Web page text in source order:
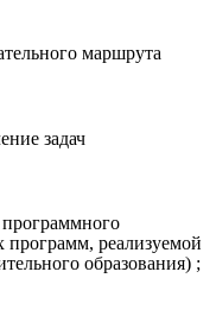
маршрута
задач
программ, реализуемой
образования) ;